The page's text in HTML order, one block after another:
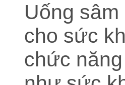
Uống
cho sức
chức